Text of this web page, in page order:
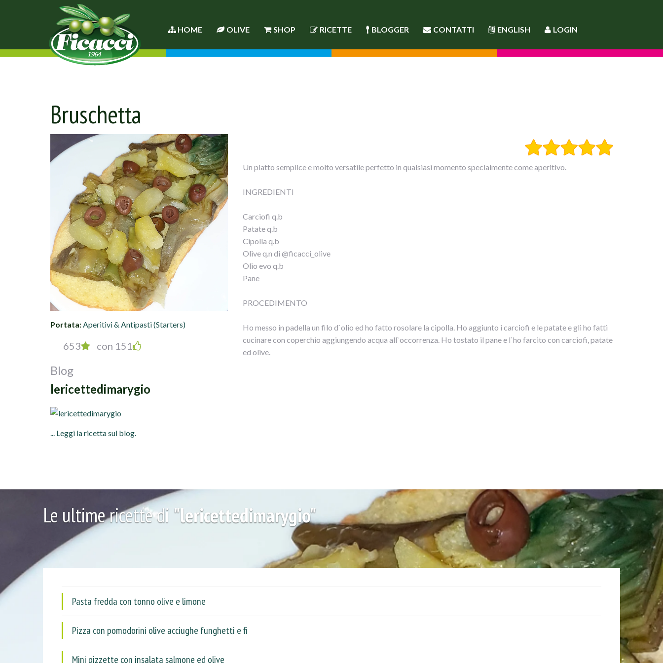
HOME OLIVE SHOP RICETTE BLOGGER CONTATTI ENGLISH LOGIN
Bruschetta
Portata: Aperitivi & Antipasti (Starters)
653 con 151
Blog
lericettedimarygio
... Leggi la ricetta sul blog.
Un piatto semplice e molto versatile perfetto in qualsiasi momento specialmente come aperitivo.
INGREDIENTI
Carciofi q.b
Patate q.b
Cipolla q.b
Olive q.n di @ficacci_olive
Olio evo q.b
Pane
PROCEDIMENTO
Ho messo in padella un filo d`olio ed ho fatto rosolare la cipolla. Ho aggiunto i carciofi e le patate e gli ho fatti
cucinare con coperchio aggiungendo acqua all`occorrenza. Ho tostato il pane e l`ho farcito con carciofi, patate
ed olive.
Le ultime ricette di "lericettedimarygio"
Pasta fredda con tonno olive e limone
Pizza con pomodorini olive acciughe funghetti e fi
Mini pizzette con insalata salmone ed olive